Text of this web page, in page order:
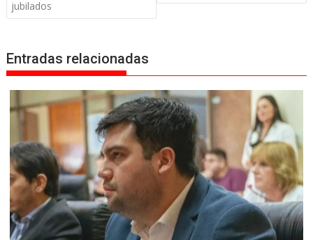
jubilados
Entradas relacionadas